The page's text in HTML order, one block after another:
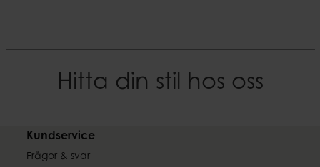
Hitta din stil hos oss
Kundservice
Frågor & svar